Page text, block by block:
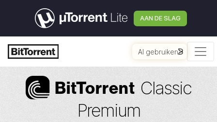
AAN DE SLAG
AI gebruiken
BitTorrent Classic
Premium